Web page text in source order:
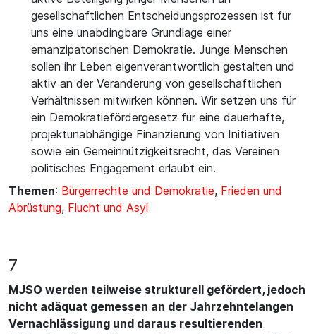
gesellschaftlichen Entscheidungsprozessen ist für
uns eine unabdingbare Grundlage einer
emanzipatorischen Demokratie. Junge Menschen
sollen ihr Leben eigenverantwortlich gestalten und
aktiv an der Veränderung von gesellschaftlichen
Verhältnissen mitwirken können. Wir setzen uns für
ein Demokratiefördergesetz für eine dauerhafte,
projektunabhängige Finanzierung von Initiativen
sowie ein Gemeinnützigkeitsrecht, das Vereinen
politisches Engagement erlaubt ein.
Themen: Bürgerrechte und Demokratie, Frieden und
Abrüstung, Flucht und Asyl
7
MJSO werden teilweise strukturell gefördert, jedoch
nicht adäquat gemessen an der Jahrzehntelangen
Vernachlässigung und daraus resultierenden